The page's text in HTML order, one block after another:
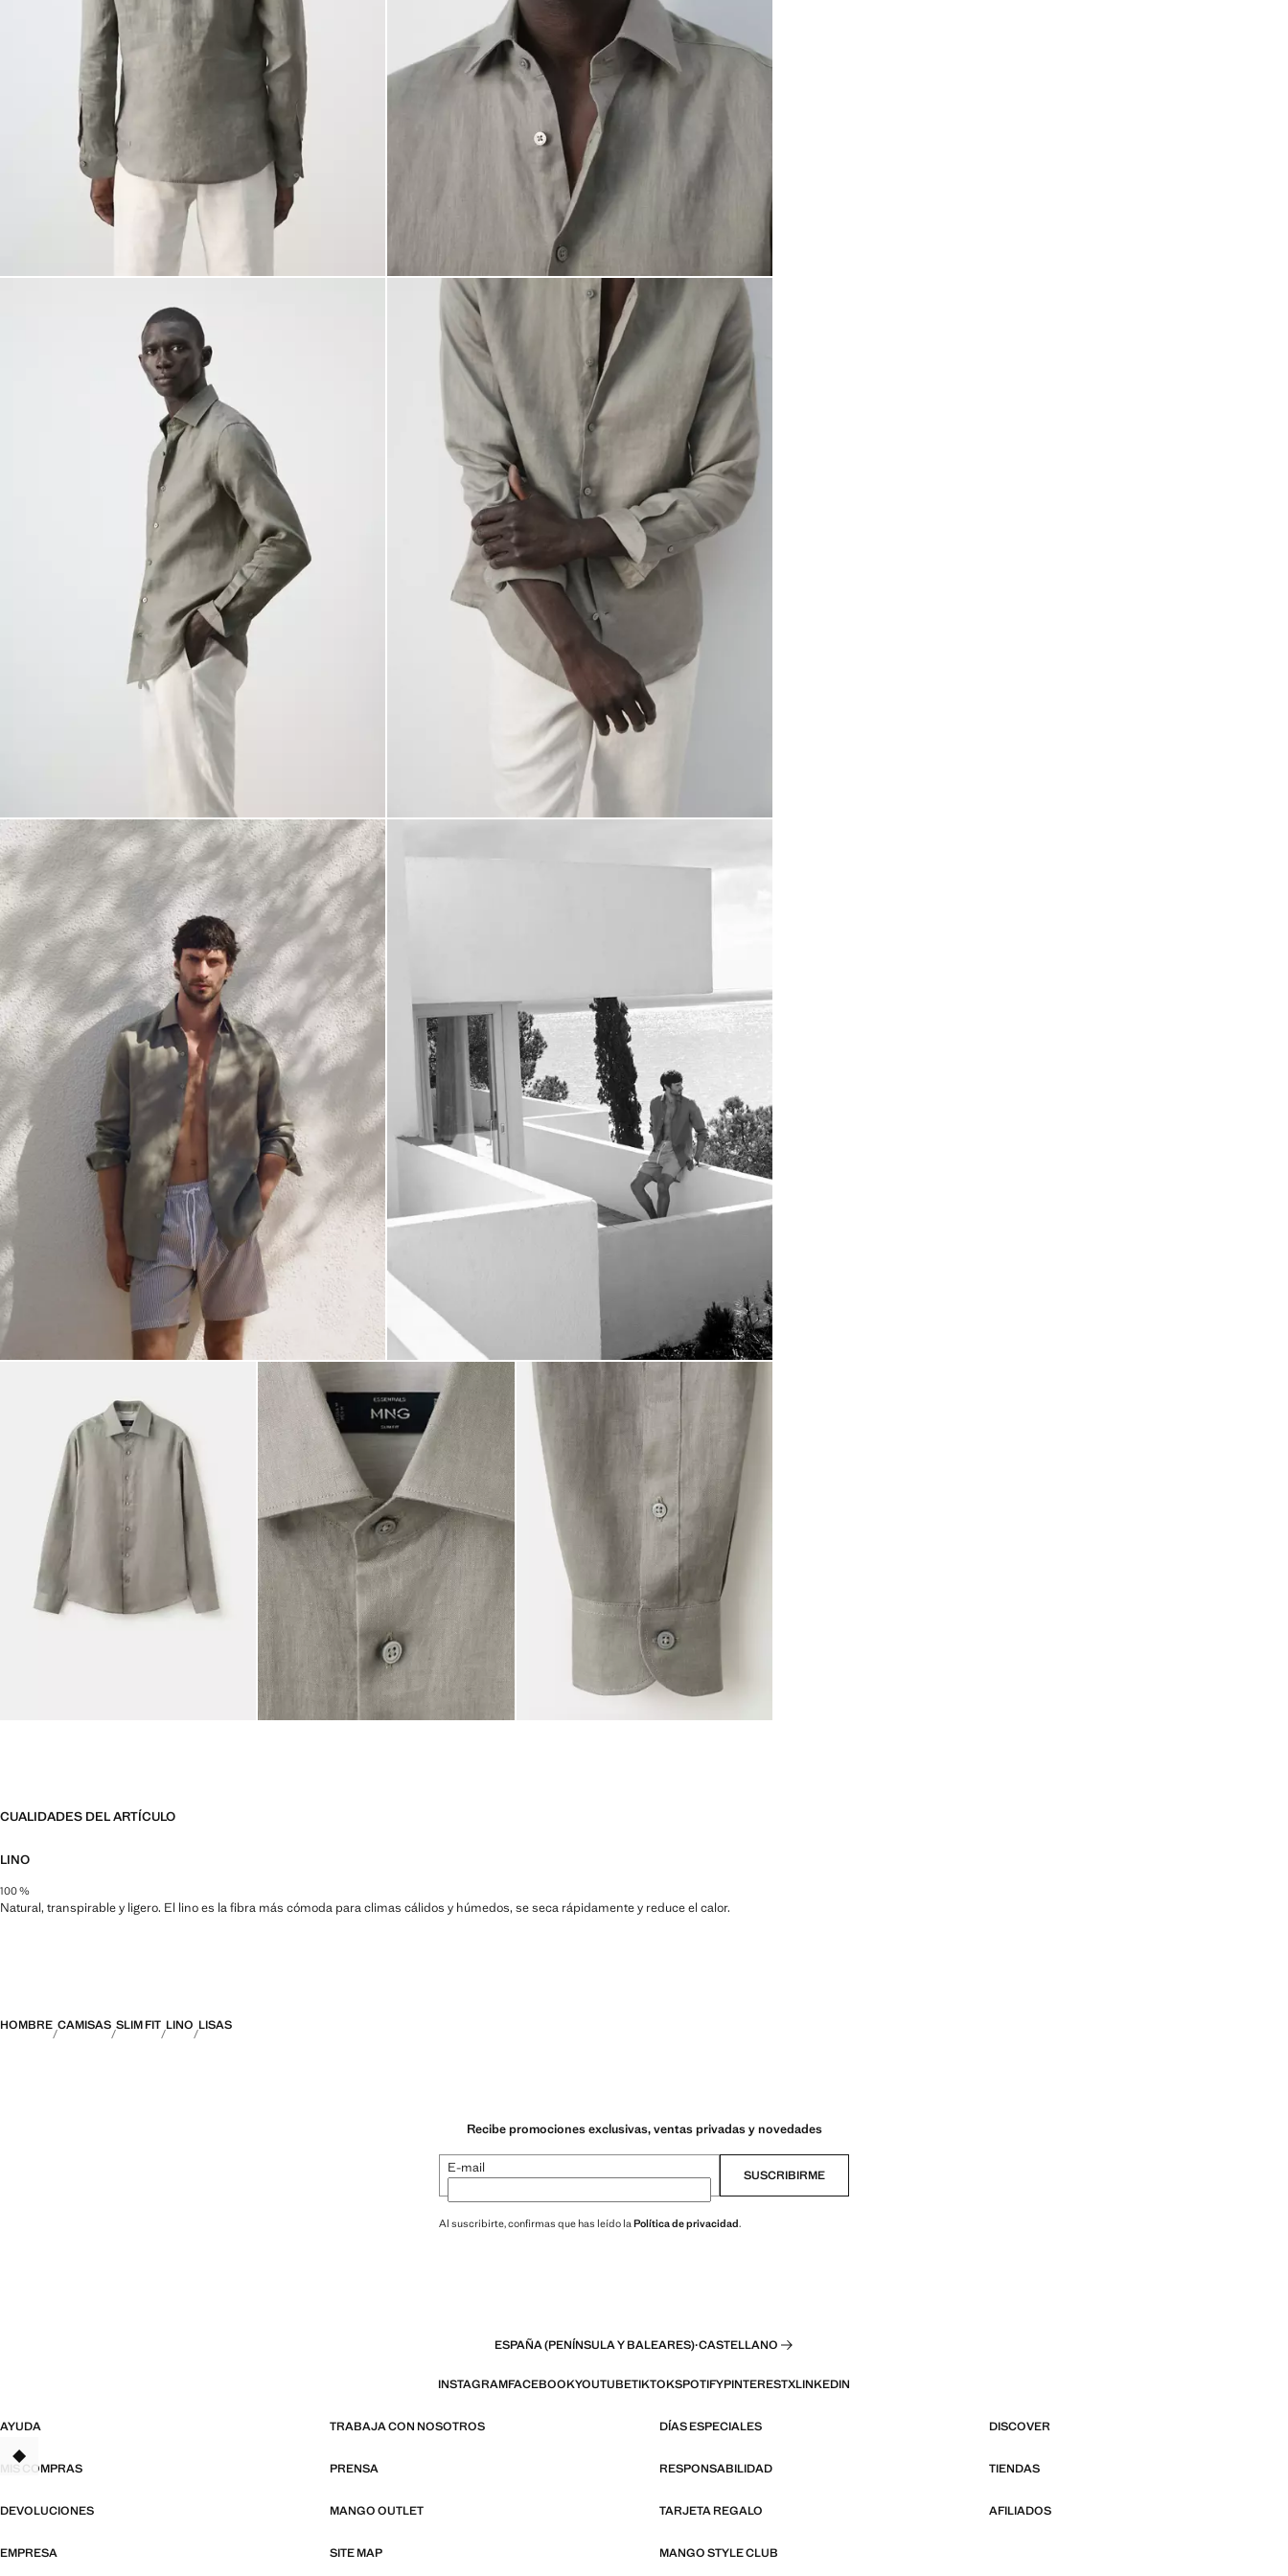
CUALIDADES DEL ARTÍCULO
LINO
100 %
Natural, transpirable y ligero. El lino es la fibra más cómoda para climas cálidos y húmedos, se seca rápidamente y reduce el calor.
HOMBRE CAMISAS SLIM FIT LINO LISAS
Recibe promociones exclusivas, ventas privadas y novedades
E-mail SUSCRIBIRME
Al suscribirte, confirmas que has leído la Política de privacidad.
ESPAÑA (PENÍNSULA Y BALEARES)·CASTELLANO
INSTAGRAMFACEBOOKYOUTUBETIKTOKSPOTIFYPINTERESTXLINKEDIN
AYUDA TRABAJA CON NOSOTROS DÍAS ESPECIALES DISCOVER
MIS COMPRAS PRENSA RESPONSABILIDAD TIENDAS
DEVOLUCIONES MANGO OUTLET TARJETA REGALO AFILIADOS
EMPRESA SITE MAP
MANGO STYLE CLUB